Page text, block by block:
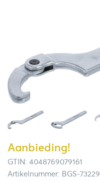
Aanbieding!
GTIN: 4048769079161
Artikelnummer: BGS-73229